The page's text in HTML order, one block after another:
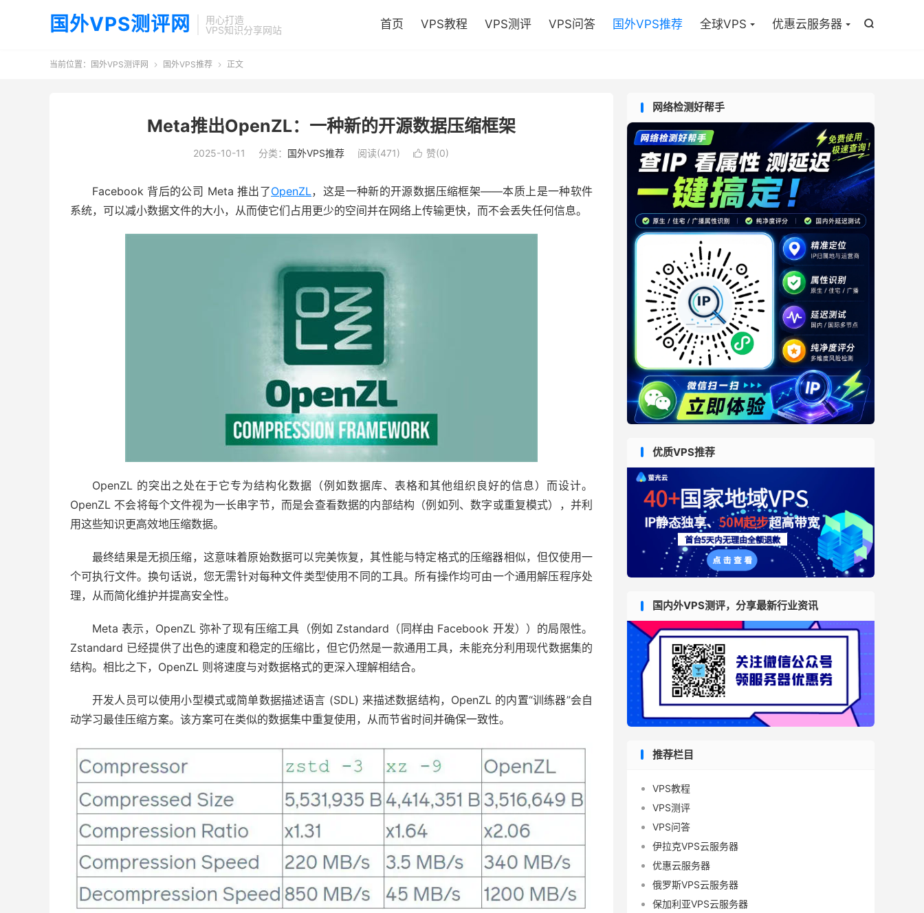
国外VPS测评网
用心打造
VPS知识分享网站

首页 VPS教程 VPS测评 VPS问答 国外VPS推荐 全球VPS 优惠云服务器
当前位置： 国外VPS测评网  国外VPS推荐  正文
Meta推出OpenZL：一种新的开源数据压缩框架
2025-10-11 分类： 国外VPS推荐 阅读(471)  赞(0)
Facebook 背后的公司 Meta 推出了OpenZL，这是一种新的开源数据压缩框架——本质上是一种软件
系统，可以减小数据文件的大小，从而使它们占用更少的空间并在网络上传输更快，而不会丢失任何信息。
OpenZL 的突出之处在于它专为结构化数据（例如数据库、表格和其他组织良好的信息）而设计。
OpenZL 不会将每个文件视为一长串字节，而是会查看数据的内部结构（例如列、数字或重复模式），并利
用这些知识更高效地压缩数据。
最终结果是无损压缩，这意味着原始数据可以完美恢复，其性能与特定格式的压缩器相似，但仅使用一
个可执行文件。换句话说，您无需针对每种文件类型使用不同的工具。所有操作均可由一个通用解压程序处
理，从而简化维护并提高安全性。
Meta 表示，OpenZL 弥补了现有压缩工具（例如 Zstandard（同样由 Facebook 开发））的局限性。
Zstandard 已经提供了出色的速度和稳定的压缩比，但它仍然是一款通用工具，未能充分利用现代数据集的
结构。相比之下，OpenZL 则将速度与对数据格式的更深入理解相结合。
开发人员可以使用小型模式或简单数据描述语言 (SDL) 来描述数据结构，OpenZL 的内置“训练器”会自
动学习最佳压缩方案。该方案可在类似的数据集中重复使用，从而节省时间并确保一致性。
网络检测好帮手
优质VPS推荐
国内外VPS测评，分享最新行业资讯
推荐栏目
VPS教程
VPS测评
VPS问答
伊拉克VPS云服务器
优惠云服务器
俄罗斯VPS云服务器
保加利亚VPS云服务器